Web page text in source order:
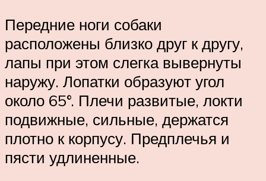
Передние ноги собаки
расположены близко друг к другу,
лапы при этом слегка вывернуты
наружу. Лопатки образуют угол
около 65°. Плечи развитые, локти
подвижные, сильные, держатся
плотно к корпусу. Предплечья и
пясти удлиненные.